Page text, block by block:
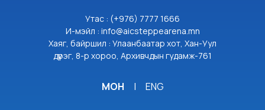
Утас : (+976) 7777 1666
И-мэйл : info@aicsteppearena.mn
Хаяг, байршил : Улаанбаатар хот, Хан-Уул
дүүрэг, 8-р хороо, Архивчдын гудамж-761
МОН | ENG